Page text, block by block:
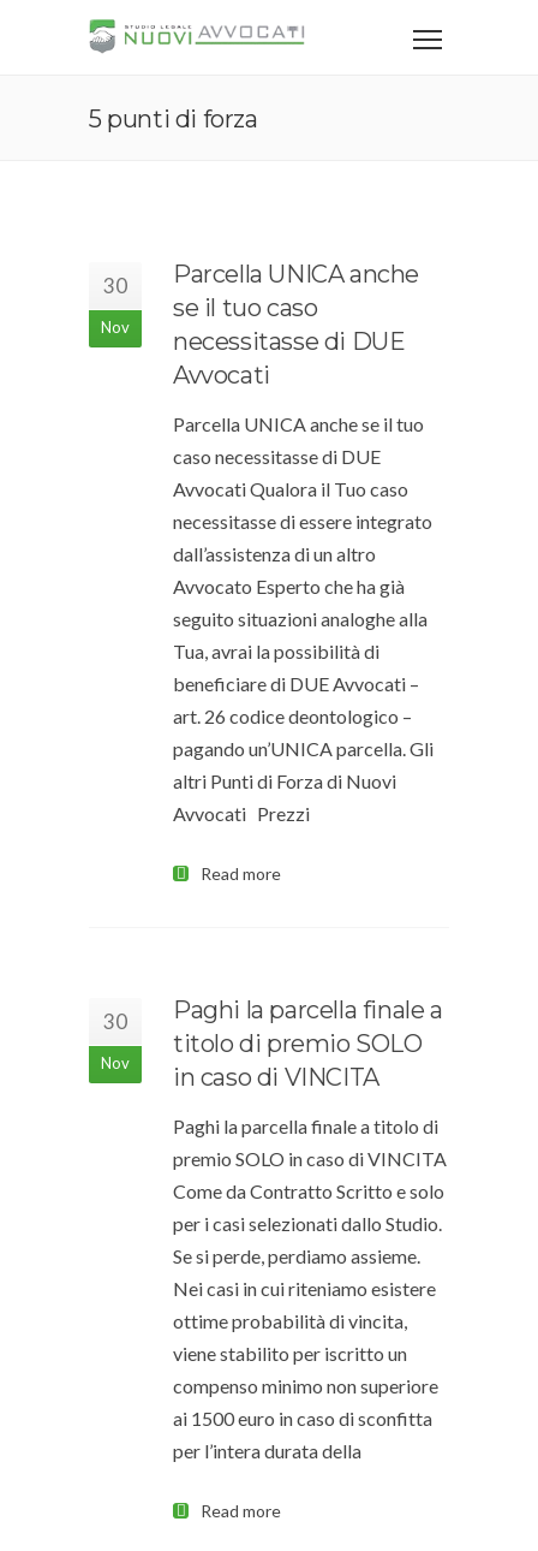
5 punti di forza
30
Nov
Parcella UNICA anche
se il tuo caso
necessitasse di DUE
Avvocati
Parcella UNICA anche se il tuo
caso necessitasse di DUE
Avvocati Qualora il Tuo caso
necessitasse di essere integrato
dall’assistenza di un altro
Avvocato Esperto che ha già
seguito situazioni analoghe alla
Tua, avrai la possibilità di
beneficiare di DUE Avvocati –
art. 26 codice deontologico –
pagando un’UNICA parcella. Gli
altri Punti di Forza di Nuovi
Avvocati Prezzi
Read more
30
Nov
Paghi la parcella finale a
titolo di premio SOLO
in caso di VINCITA
Paghi la parcella finale a titolo di
premio SOLO in caso di VINCITA
Come da Contratto Scritto e solo
per i casi selezionati dallo Studio.
Se si perde, perdiamo assieme.
Nei casi in cui riteniamo esistere
ottime probabilità di vincita,
viene stabilito per iscritto un
compenso minimo non superiore
ai 1500 euro in caso di sconfitta
per l’intera durata della
Read more